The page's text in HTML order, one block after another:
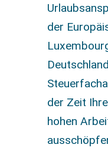
der
der Zeit
hohen